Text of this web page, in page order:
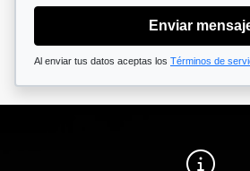
Enviar
Al enviar tus datos aceptas los Términos de